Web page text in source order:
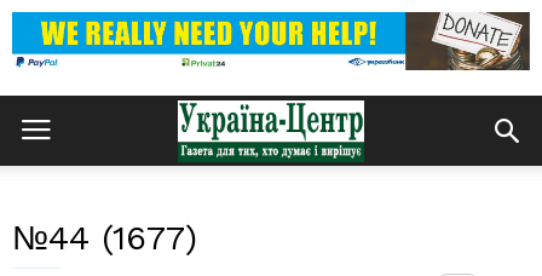
№44 (1677)